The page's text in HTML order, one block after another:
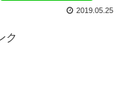
2019.05.25
ク